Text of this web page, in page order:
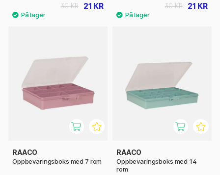
21 KR
30 KR 21 KR
30 KR
RAACO
Oppbevaringsboks med 7 rom
RAACO
Oppbevaringsboks med 14
rom